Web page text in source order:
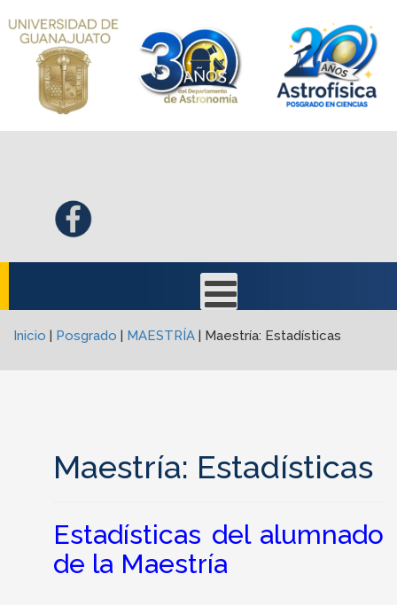
Inicio | Posgrado | MAESTRÍA | Maestría: Estadísticas
Maestría: Estadísticas
Estadísticas del alumnado
de la Maestría